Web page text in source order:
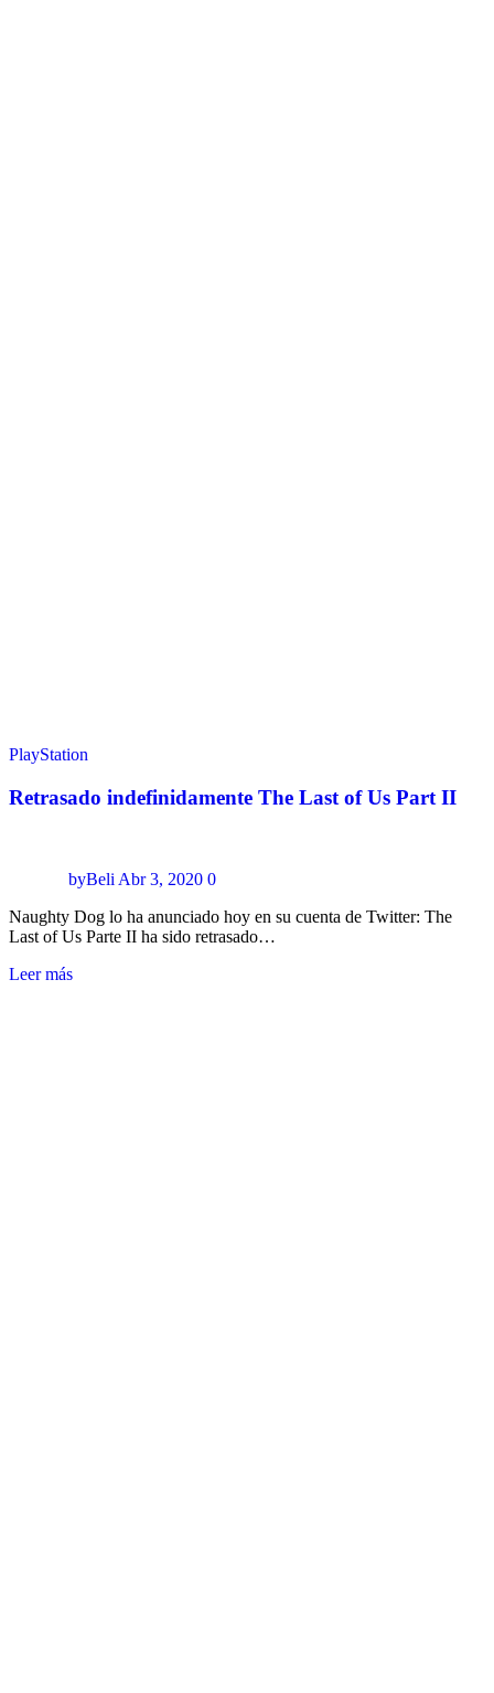
PlayStation
Retrasado indefinidamente The Last of Us Part II
byBeliAbr 3, 2020 0
Naughty Dog lo ha anunciado hoy en su cuenta de Twitter: The
Last of Us Parte II ha sido retrasado…
Leer más